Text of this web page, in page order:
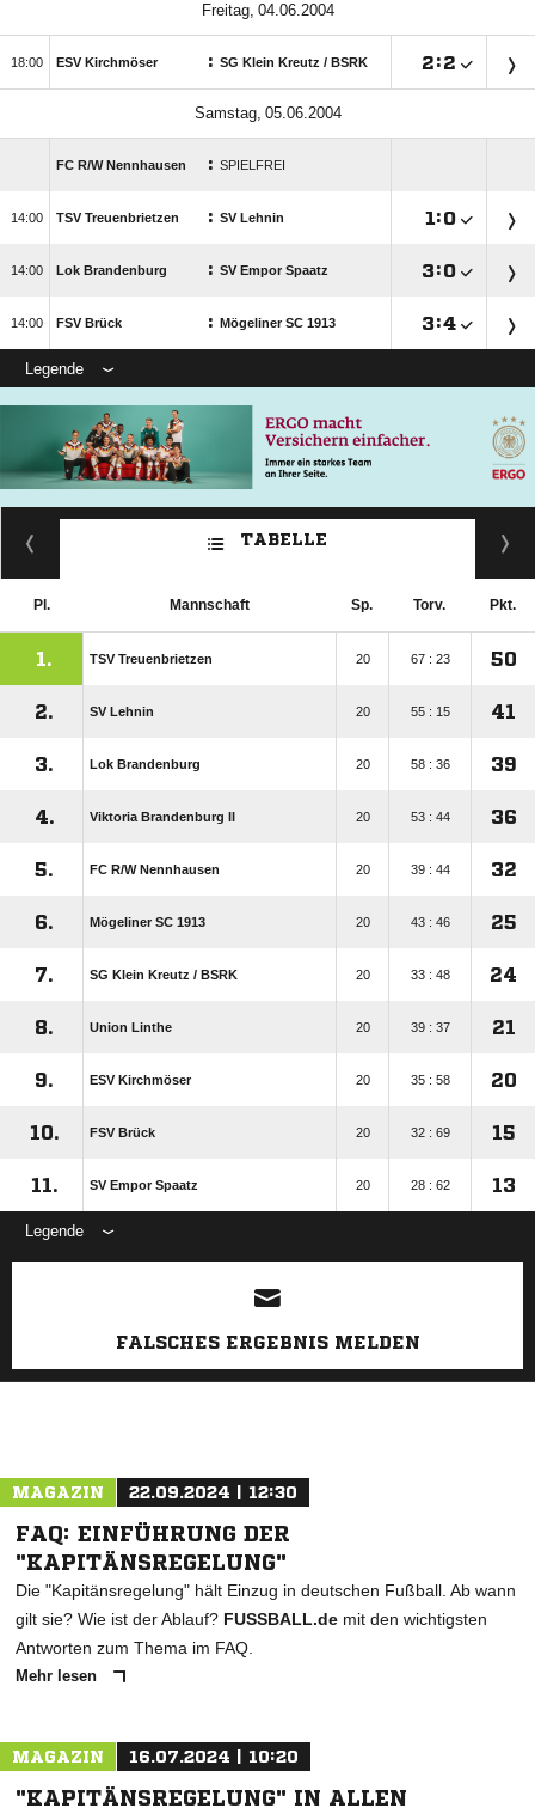
 
 ESV Kirchmöser : SG Klein Kreutz /​ BSRK :
 
FC R/​W Nennhausen : SPIELFREI
 TSV Treuenbrietzen : SV Lehnin  :
 Lok Brandenburg : SV Empor Spaatz :
 FSV Brück : Mögeliner SC 1913 :
Legende
TABELLE
Pl. Mannschaft Sp. Torv. Pkt.
1. TSV Treuenbrietzen 20 67 : 23 50
2. SV Lehnin 20 55 : 15 41
3. Lok Brandenburg 20 58 : 36 39
4. Viktoria Brandenburg II 20 53 : 44 36
5. FC R/​W Nennhausen 20 39 : 44 32
6. Mögeliner SC 1913 20 43 : 46 25
7. SG Klein Kreutz /​ BSRK 20 33 : 48 24
8. Union Linthe 20 39 : 37 21
9. ESV Kirchmöser 20 35 : 58 20
10. FSV Brück 20 32 : 69 15
11. SV Empor Spaatz 20 28 : 62 13
Legende
ANZEIGE
FALSCHES ERGEBNIS MELDEN
MAGAZIN 22.09.2024 | 12:30
FAQ: EINFÜHRUNG DER
"KAPITÄNSREGELUNG"
Die "Kapitänsregelung" hält Einzug in deutschen Fußball. Ab wann
gilt sie? Wie ist der Ablauf? FUSSBALL.de mit den wichtigsten
Antworten zum Thema im FAQ.
Mehr lesen
MAGAZIN 16.07.2024 | 10:20
"KAPITÄNSREGELUNG" IN ALLEN